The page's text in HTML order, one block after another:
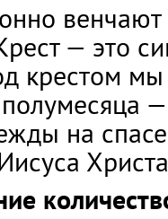
— это
крестом
на